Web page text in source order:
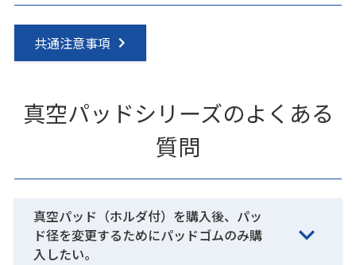
共通注意事項
真空パッドシリーズのよくある
質問
真空パッド（ホルダ付）を購入後、パッ
ド径を変更するためにパッドゴムのみ購
入したい。